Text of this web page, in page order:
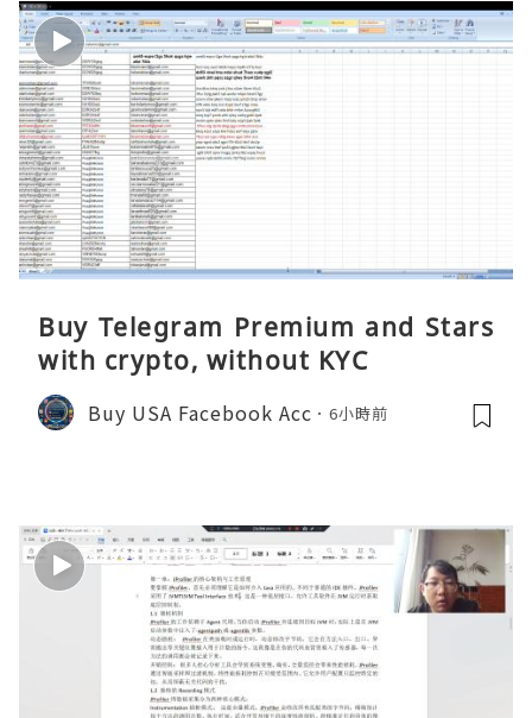
Buy Telegram Premium and Stars
with crypto, without KYC
Buy USA Facebook Acc 6小時前